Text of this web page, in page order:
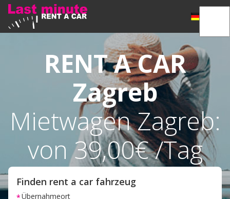
RENT A CAR
Zagreb
Mietwagen Zagreb:
von 39,00€ /Tag
Finden rent a car fahrzeug
Übernahmeort